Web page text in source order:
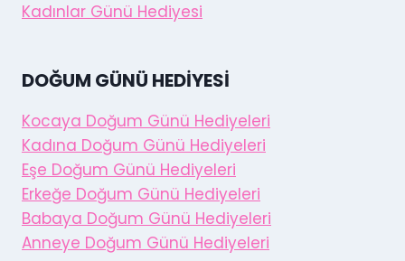
Kadınlar Günü Hediyesi
DOĞUM GÜNÜ HEDIYESI
Kocaya Doğum Günü Hediyeleri
Kadına Doğum Günü Hediyeleri
Eşe Doğum Günü Hediyeleri
Erkeğe Doğum Günü Hediyeleri
Babaya Doğum Günü Hediyeleri
Anneye Doğum Günü Hediyeleri